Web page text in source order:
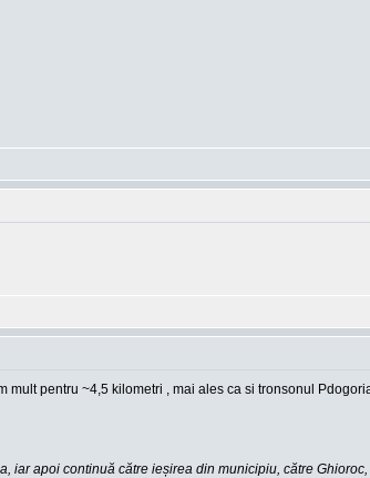
pentru ~4,5 kilometri , mai ales ca si tronsonul
apoi continuă către ieșirea din municipiu, către